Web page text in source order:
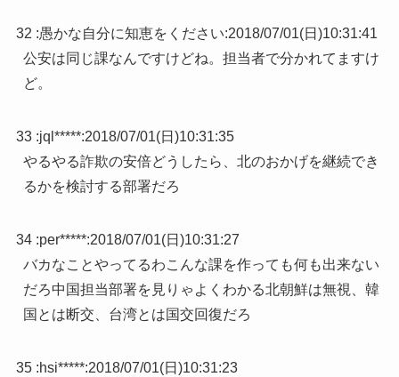
32 :愚かな自分に知恵をください:2018/07/01(日)10:31:41
公安は同じ課なんですけどね。担当者で分かれてますけ
ど。
33 :jql*****:2018/07/01(日)10:31:35
やるやる詐欺の安倍どうしたら、北のおかげを継続でき
るかを検討する部署だろ
34 :per*****:2018/07/01(日)10:31:27
バカなことやってるわこんな課を作っても何も出来ない
だろ中国担当部署を見りゃよくわかる北朝鮮は無視、韓
国とは断交、台湾とは国交回復だろ
35 :hsi*****:2018/07/01(日)10:31:23